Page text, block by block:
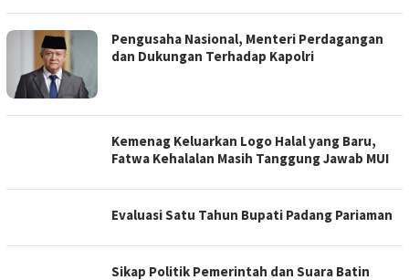
Pengusaha Nasional, Menteri Perdagangan
dan Dukungan Terhadap Kapolri
Kemenag Keluarkan Logo Halal yang Baru,
Fatwa Kehalalan Masih Tanggung Jawab MUI
Evaluasi Satu Tahun Bupati Padang Pariaman
Sikap Politik Pemerintah dan Suara Batin